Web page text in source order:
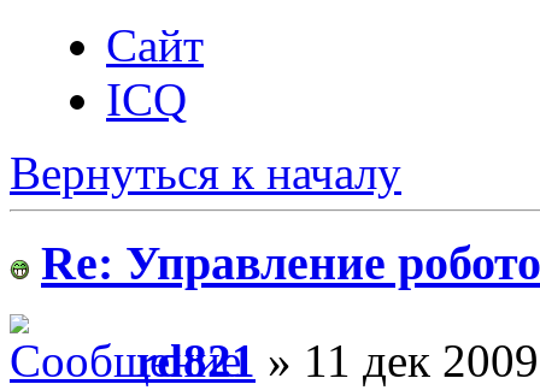
Сайт
ICQ
Вернуться к началу
Re: Управление
rd821 » 11 дек